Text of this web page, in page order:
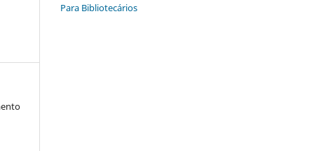
Para Bibliotecários